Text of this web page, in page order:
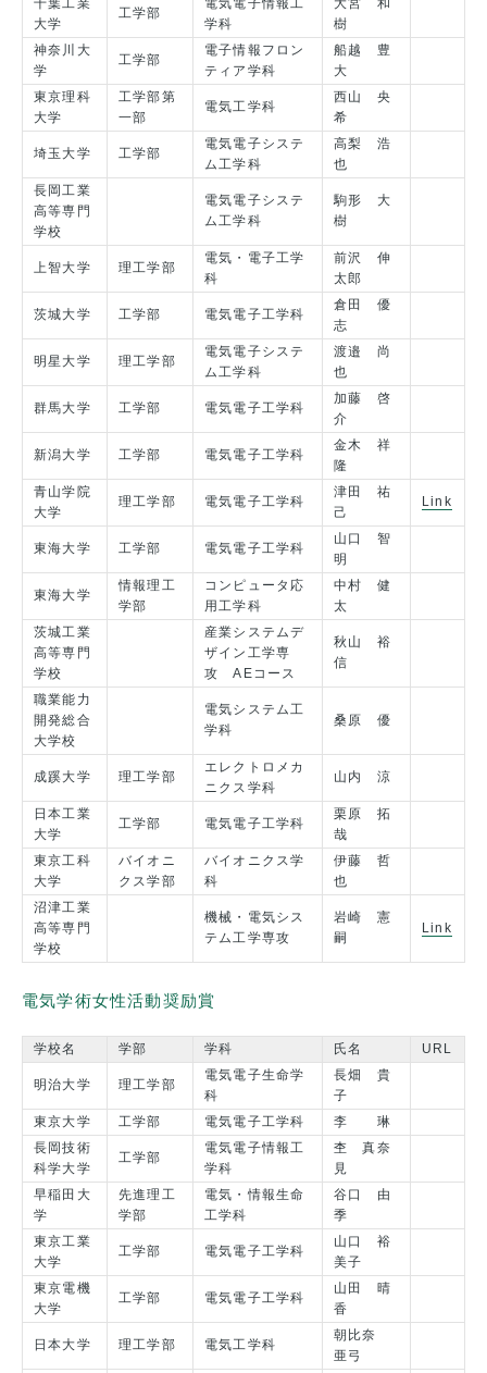
千葉工業
大学
工学部
電気電子情報工
学科
大宮 和
樹
神奈川大
学
工学部
電子情報フロン
ティア学科
船越 豊
大
東京理科
大学
工学部第
一部
電気工学科
西山 央
希
埼玉大学 工学部
電気電子システ
ム工学科
高梨 浩
也
長岡工業
高等専門
学校
電気電子システ
ム工学科
駒形 大
樹
上智大学 理工学部
電気・電子工学
科
前沢 伸
太郎
茨城大学 工学部 電気電子工学科
倉田 優
志
明星大学 理工学部
電気電子システ
ム工学科
渡邉 尚
也
群馬大学 工学部 電気電子工学科
加藤 啓
介
新潟大学 工学部 電気電子工学科
金木 祥
隆
青山学院
大学
理工学部 電気電子工学科
津田 祐
己
Link
東海大学 工学部 電気電子工学科
山口 智
明
東海大学
情報理工
学部
コンピュータ応
用工学科
中村 健
太
茨城工業
高等専門
学校
産業システムデ
ザイン工学専
攻 AEコース
秋山 裕
信
職業能力
開発総合
大学校
電気システム工
学科
桑原 優
成蹊大学 理工学部
エレクトロメカ
ニクス学科
山内 涼
日本工業
大学
工学部 電気電子工学科
栗原 拓
哉
東京工科
大学
バイオニ
クス学部
バイオニクス学
科
伊藤 哲
也
沼津工業
高等専門
学校
機械・電気シス
テム工学専攻
岩崎 憲
嗣
Link
電気学術女性活動奨励賞
学校名 学部 学科 氏名 URL
明治大学 理工学部
電気電子生命学
科
長畑 貴
子
東京大学
工学部 電気電子工学科
李 琳
長岡技術
科学大学
工学部
電気電子情報工
学科
杢 真奈
見
早稲田大
学
先進理工
学部
電気・情報生命
工学科
谷口 由
季
東京工業
大学
工学部 電気電子工学科
山口 裕
美子
東京電機
大学
工学部 電気電子工学科
山田 晴
香
日本大学 理工学部 電気工学科
朝比奈
亜弓